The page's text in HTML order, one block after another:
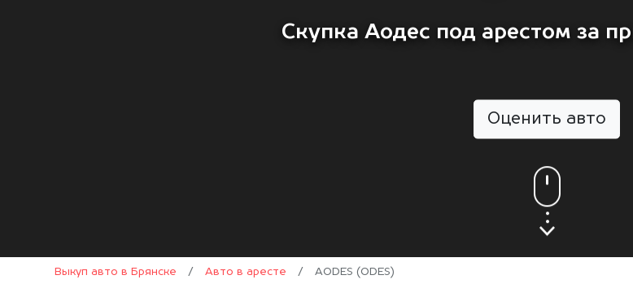
Скупка Аодес под арестом за
Оценить авто
Выкуп авто в Брянске / Авто в аресте / AODES (ODES)